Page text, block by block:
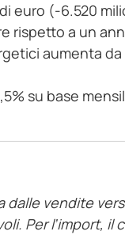
euro (-6.520
rispetto a un
aumenta da
su base
dalle vendite
Per l’import, il